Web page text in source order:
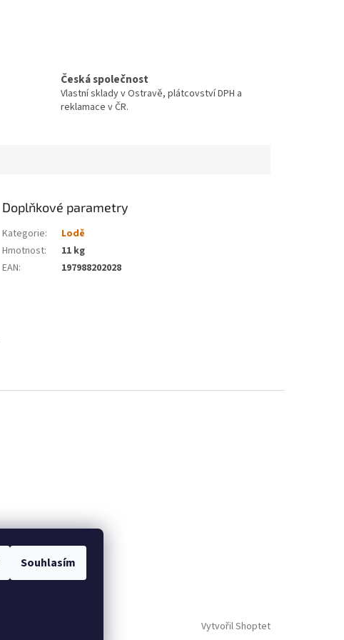
Souhlasím
Česká společnost
Vlastní sklady v Ostravě, plátcovství DPH a
reklamace v ČR.
Doplňkové parametry
Kategorie:
Lodě
Hmotnost:
11 kg
EAN: 197988202028
Vytvořil Shoptet